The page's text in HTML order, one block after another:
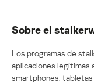
Sobre el
Los programas de
aplicaciones legítimas
smartphones, tabletas